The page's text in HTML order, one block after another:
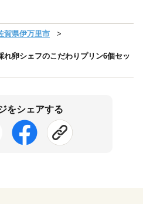
賀県伊万里市
れ卵シェフのこだわりプリン6個セッ
をシェアする